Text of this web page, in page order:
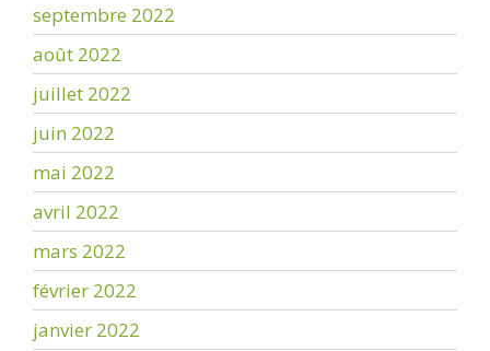
septembre 2022
août 2022
juillet 2022
juin 2022
mai 2022
avril 2022
mars 2022
février 2022
janvier 2022